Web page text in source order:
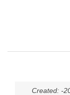
Created: -